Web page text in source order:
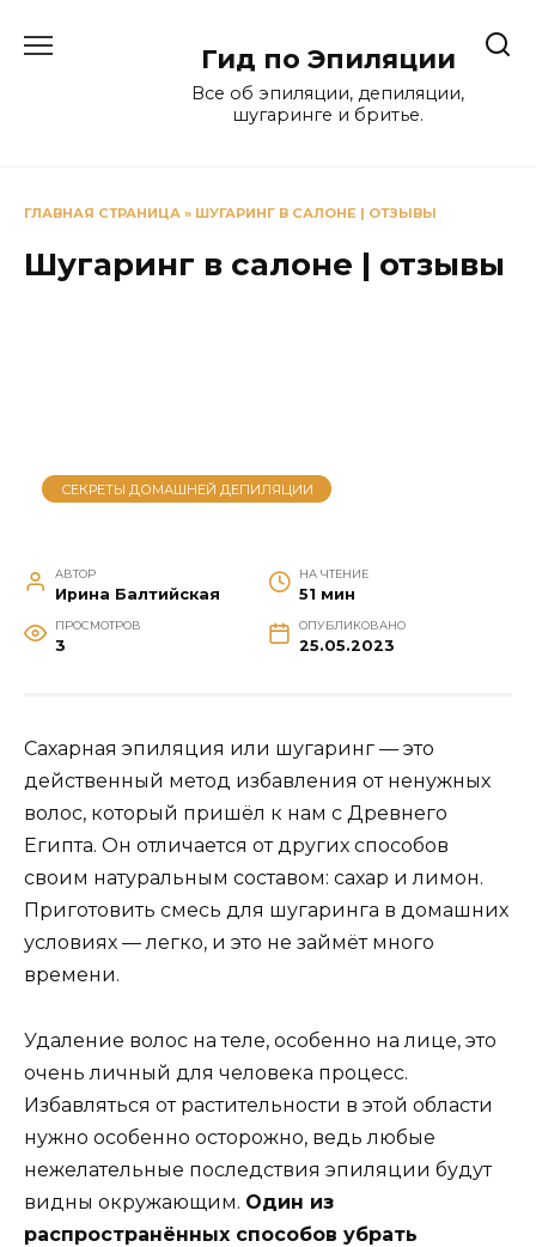
Гид по Эпиляции
Все об эпиляции, депиляции,
шугаринге и бритье.
ГЛАВНАЯ СТРАНИЦА » ШУГАРИНГ В САЛОНЕ | ОТЗЫВЫ
Шугаринг в салоне | отзывы
СЕКРЕТЫ ДОМАШНЕЙ ДЕПИЛЯЦИИ
АВТОР
Ирина Балтийская
НА ЧТЕНИЕ
51 мин
ПРОСМОТРОВ
3
ОПУБЛИКОВАНО
25.05.2023
Сахарная эпиляция или шугаринг — это
действенный метод избавления от ненужных
волос, который пришёл к нам с Древнего
Египта. Он отличается от других способов
своим натуральным составом: сахар и лимон.
Приготовить смесь для шугаринга в домашних
условиях — легко, и это не займёт много
времени.
Удаление волос на теле, особенно на лице, это
очень личный для человека процесс.
Избавляться от растительности в этой области
нужно особенно осторожно, ведь любые
нежелательные последствия эпиляции будут
видны окружающим. Один из
распространённых способов убрать